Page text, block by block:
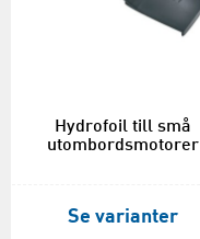
Hydrofoil till små
utombordsmotorer
Se varianter